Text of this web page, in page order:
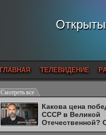
ГЛАВНАЯ ТЕЛЕВИДЕНИЕ
Смотреть все
Какова цена
СССР в Великой
Отечественной?
Двуреченский о